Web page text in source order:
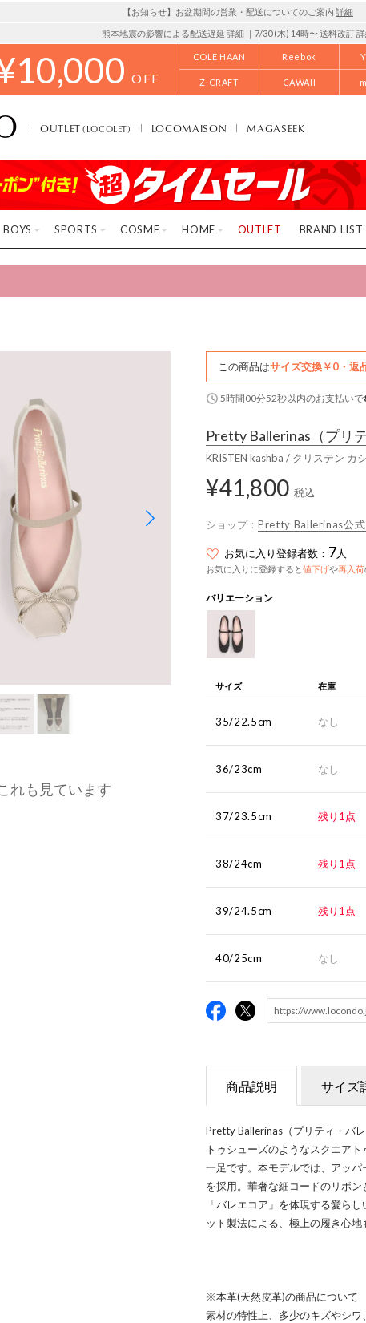
【お知らせ】お盆期間の営業・配送についてのご案内 詳細
熊本地震の影響による配送遅延 詳細 ｜7/30 (木) 14時〜 送料改訂
10,000 OFF
COLE HAAN Reebok
Z-CRAFT CAWAII
OUTLET(LOCOLET) LOCOMAISON MAGASEEK
BOYS SPORTS COSME HOME OUTLET BRAND LIST
れも見ています
この商品はサイズ交換￥0・返
5時間00分51秒以内のお支払いで
Pretty Ballerinas （プリ
KRISTEN kashba / クリステン カ
¥41,800 税込
ショップ： Pretty Ballerinas公式
お気に入り登録者数： 7人
お気に入りに登録すると値下げや再入荷
バリエーション
サイズ 在庫
35/22.5cm なし
36/23cm なし
37/23.5cm 残り1点
38/24cm 残り1点
39/24.5cm 残り1点
40/25cm なし
商品説明 サイズ
Pretty Ballerinas（プリティ・バ
トゥシューズのようなスクエア
一足です。本モデルでは、アッ
を採用。華奢な細コードのリボ
「バレエコア」を体現する愛ら
ット製法による、極上の履き心地
※本革(天然皮革)の商品について
素材の特性上、多少のキズやシワ